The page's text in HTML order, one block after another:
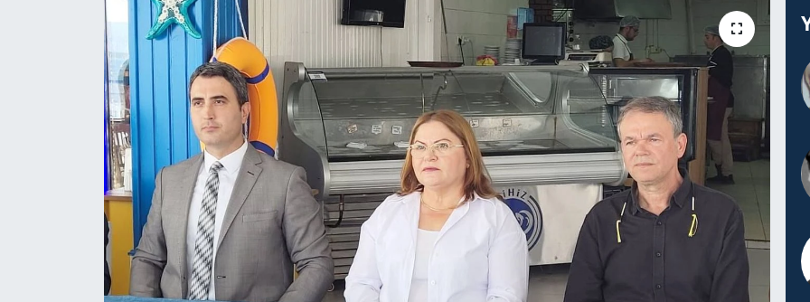
GÜNDEM
HABERDE İNSAN
KÜLTÜR SANAT
MAGAZİN
POLİTİKA
RESMİ İLANLAR
Haber Arşivi